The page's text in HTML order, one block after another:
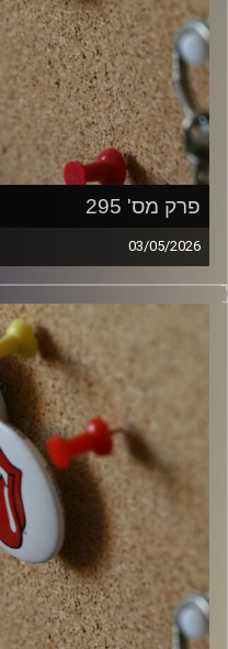
פרק מס' 295
03/05/2026
קלאסיקות רוק עם אורן הוף.
włodi